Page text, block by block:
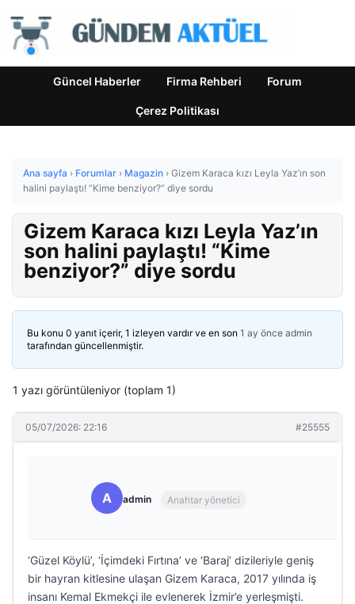
Güncel Haberler Firma Rehberi Forum
Çerez Politikası
Ana sayfa › Forumlar › Magazin › Gizem Karaca kızı Leyla Yaz’ın son
halini paylaştı! “Kime benziyor?” diye sordu
Gizem Karaca kızı Leyla Yaz’ın
son halini paylaştı! “Kime
benziyor?” diye sordu
Bu konu 0 yanıt içerir, 1 izleyen vardır ve en son 1 ay önce admin
tarafından güncellenmiştir.
1 yazı görüntüleniyor (toplam 1)
05/07/2026: 22:16 #25555
A admin Anahtar yönetici
‘Güzel Köylü’, ‘İçimdeki Fırtına’ ve ‘Baraj’ dizileriyle geniş
bir hayran kitlesine ulaşan Gizem Karaca, 2017 yılında iş
insanı Kemal Ekmekçi ile evlenerek İzmir’e yerleşmişti.